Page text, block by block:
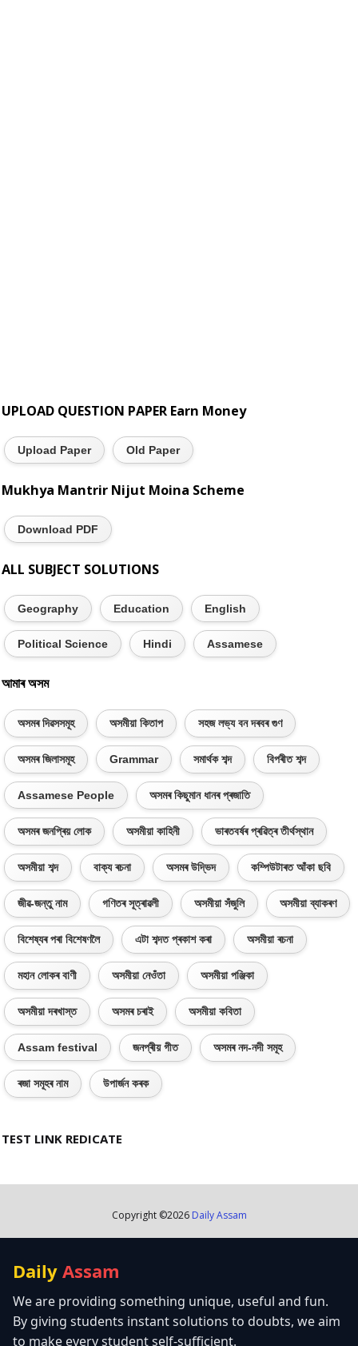
UPLOAD QUESTION PAPER Earn Money
Upload Paper Old Paper
Mukhya Mantrir Nijut Moina Scheme
Download PDF
ALL SUBJECT SOLUTIONS
Geography Education English
Political Science Hindi Assamese
আমাৰ অসম
অসমৰ দিৱসসমূহ অসমীয়া কিতাপ সহজ লভ্য বন দৰবৰ গুণ
অসমৰ জিলাসমূহ Grammar সমাৰ্থক শব্দ বিপৰীত শব্দ
Assamese People অসমৰ কিছুমান ধানৰ প্ৰজাতি
অসমৰ জনপ্ৰিয় লোক অসমীয়া কাহিনী ভাৰতবৰ্ষৰ প্ৰৱিত্ৰ তীৰ্থস্থান
অসমীয়া শব্দ বাক্য ৰচনা অসমৰ উদ্ভিদ কম্পিউটাৰত আঁকা ছবি
জীৱ-জন্তু নাম গণিতৰ সূত্ৰাৱলী অসমীয়া সঁজুলি অসমীয়া ব্যাকৰণ
বিশেষ্যৰ পৰা বিশেষণলৈ এটা শব্দত প্ৰকাশ কৰা অসমীয়া ৰচনা
মহান লোকৰ বাণী অসমীয়া নেওঁতা অসমীয়া পঞ্জিকা
অসমীয়া দৰখাস্ত অসমৰ চৰাই অসমীয়া কবিতা
Assam festival জনপ্ৰীয় গীত অসমৰ নদ-নদী সমূহ
ৰজা সমূহৰ নাম উপাৰ্জন কৰক
TEST LINK REDICATE
Copyright ©2026 Daily Assam
Daily Assam
We are providing something unique, useful and fun.
By giving students instant solutions to doubts, we aim
to make every student self-sufficient.